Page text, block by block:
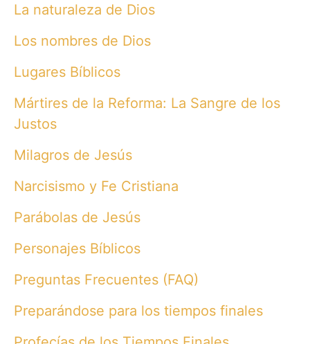
La naturaleza de Dios
Los nombres de Dios
Lugares Bíblicos
Mártires de la Reforma: La Sangre de los
Justos
Milagros de Jesús
Narcisismo y Fe Cristiana
Parábolas de Jesús
Personajes Bíblicos
Preguntas Frecuentes (FAQ)
Preparándose para los tiempos finales